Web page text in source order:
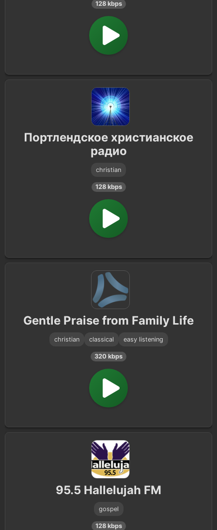
128 kbps
Портлендское христианское
радио
christian
128 kbps
Gentle Praise from Family Life
christian classical easy listening
320 kbps
95.5 Hallelujah FM
gospel
128 kbps